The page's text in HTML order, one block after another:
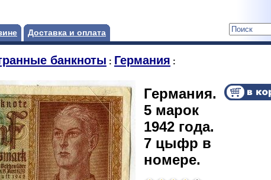
Доставка и оплата
банкноты : Германия :
Германия.
5 марок
1942 года.
7 цыфр в
номере.